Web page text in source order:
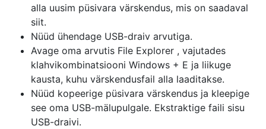
alla uusim püsivara värskendus, mis on saadaval
siit.
Nüüd ühendage USB-draiv arvutiga.
Avage oma arvutis File Explorer , vajutades
klahvikombinatsiooni Windows + E ja liikuge
kausta, kuhu värskendusfail alla laaditakse.
Nüüd kopeerige püsivara värskendus ja kleepige
see oma USB-mälupulgale. Ekstraktige faili sisu
USB-draivi.